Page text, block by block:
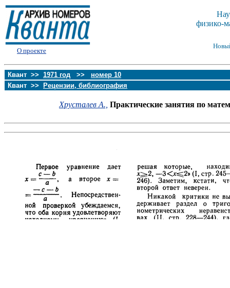
О проекте
физико-
Квант >> 1971 год >> номер 10
Квант >>
Рецензии, библиография
Хрусталев А., Практические занятия по